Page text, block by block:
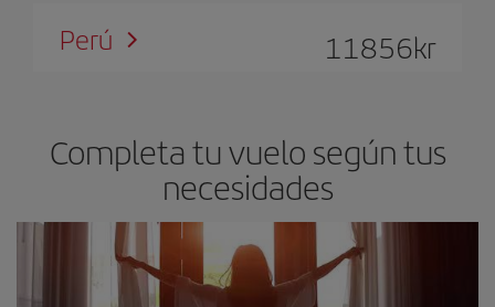
Perú 11856kr
Completa tu vuelo según tus
necesidades